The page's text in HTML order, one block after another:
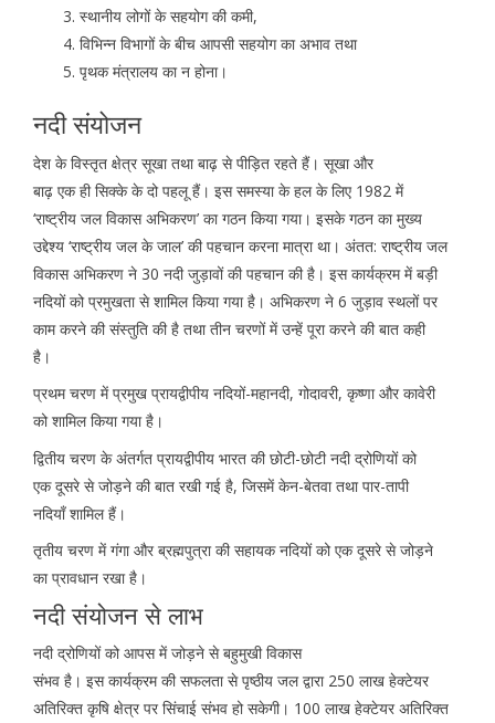
स्थानीय लोगों के सहयोग की कमी,
विभिन्न विभागों के बीच आपसी सहयोग का अभाव तथा
पृथक मंत्रालय का न होना।
नदी संयोजन
देश के विस्तृत क्षेत्र सूखा तथा बाढ़ से पीड़ित रहते हैं। सूखा और
बाढ़ एक ही सिक्के के दो पहलू हैं। इस समस्या के हल के लिए 1982 में
‘राष्ट्रीय जल विकास अभिकरण’ का गठन किया गया। इसके गठन का मुख्य
उद्देश्य ‘राष्ट्रीय जल के जाल’ की पहचान करना मात्रा था। अंतत: राष्ट्रीय जल
विकास अभिकरण ने 30 नदी जुड़ावों की पहचान की है। इस कार्यक्रम में बड़ी
नदियों को प्रमुखता से शामिल किया गया है। अभिकरण ने 6 जुड़ाव स्थलों पर
काम करने की संस्तुति की है तथा तीन चरणों में उन्हें पूरा करने की बात कही
है।
प्रथम चरण में प्रमुख प्रायद्वीपीय नदियों-महानदी, गोदावरी, कृष्णा और कावेरी
को शामिल किया गया है।
द्वितीय चरण के अंतर्गत प्रायद्वीपीय भारत की छोटी-छोटी नदी द्रोणियों को
एक दूसरे से जोड़ने की बात रखी गई है, जिसमें केन-बेतवा तथा पार-तापी
नदियाँ शामिल हैं।
तृतीय चरण में गंगा और ब्रह्मपुत्रा की सहायक नदियों को एक दूसरे से जोड़ने
का प्रावधान रखा है।
नदी संयोजन से लाभ
नदी द्रोणियों को आपस में जोड़ने से बहुमुखी विकास
संभव है। इस कार्यक्रम की सफलता से पृष्ठीय जल द्वारा 250 लाख हेक्टेयर
अतिरिक्त कृषि क्षेत्र पर सिंचाई संभव हो सकेगी। 100 लाख हेक्टेयर अतिरिक्त